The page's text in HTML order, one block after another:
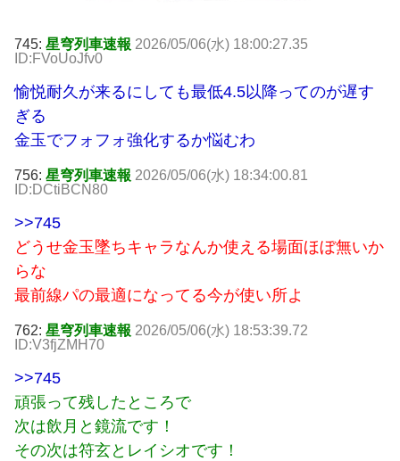
745: 星穹列車速報 2026/05/06(水) 18:00:27.35
ID:FVoUoJfv0
愉悦耐久が来るにしても最低4.5以降ってのが遅す
ぎる
金玉でフォフォ強化するか悩むわ
756: 星穹列車速報 2026/05/06(水) 18:34:00.81
ID:DCtiBCN80
>>745
どうせ金玉墜ちキャラなんか使える場面ほぼ無いか
らな
最前線パの最適になってる今が使い所よ
762: 星穹列車速報 2026/05/06(水) 18:53:39.72
ID:V3fjZMH70
>>745
頑張って残したところで
次は飲月と鏡流です！
その次は符玄とレイシオです！